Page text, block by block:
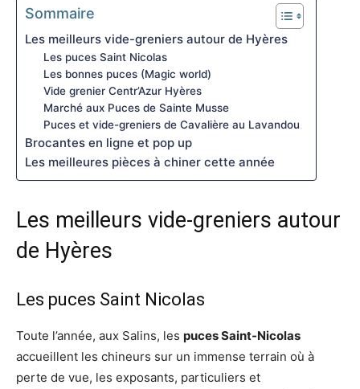
Sommaire
Les meilleurs vide-greniers autour de Hyères
Les puces Saint Nicolas
Les bonnes puces (Magic world)
Vide grenier Centr’Azur Hyères
Marché aux Puces de Sainte Musse
Puces et vide-greniers de Cavalière au Lavandou
Brocantes en ligne et pop up
Les meilleures pièces à chiner cette année
Les meilleurs vide-greniers autour
de Hyères
Les puces Saint Nicolas
Toute l’année, aux Salins, les puces Saint-Nicolas
accueillent les chineurs sur un immense terrain où à
perte de vue, les exposants, particuliers et